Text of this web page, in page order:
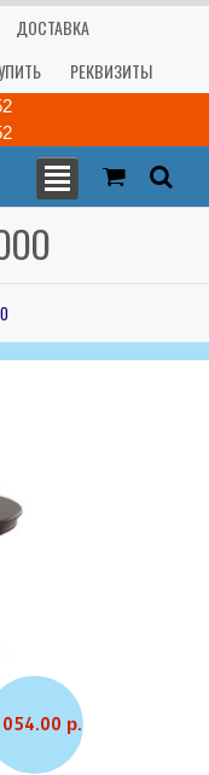
ДОСТАВКА
РЕКВИЗИТЫ
р.